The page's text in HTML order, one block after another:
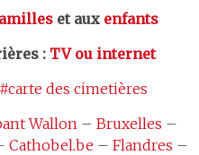
et aux enfants
: TV ou internet
#carte des cimetières
Wallon– Bruxelles –
Cathobel.be – Flandres –